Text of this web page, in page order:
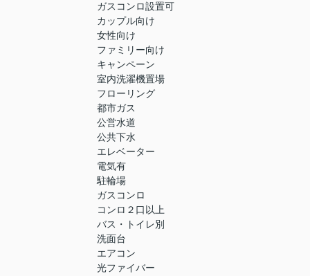
ガスコンロ設置可
カップル向け
女性向け
ファミリー向け
キャンペーン
室内洗濯機置場
フローリング
都市ガス
公営水道
公共下水
エレベーター
電気有
駐輪場
ガスコンロ
コンロ２口以上
バス・トイレ別
洗面台
エアコン
光ファイバー